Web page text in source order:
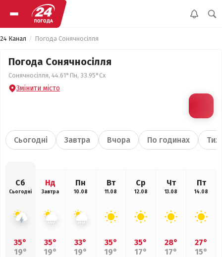
24 Канал Погода Сонячносілля
Погода Сонячносілля
Сонячносілля, 44.61°Пн, 33.95°Сх
Змінити місто
Сьогодні Завтра Вчора По годинах
Сб
Сьогодні
35°
19°
Нд
Завтра
35°
19°
Пн
10.08
33°
19°
Вт
11.08
35°
19°
Ср
12.08
35°
17°
Чт
13.08
28°
17°
Пт
14.08
27°
15°